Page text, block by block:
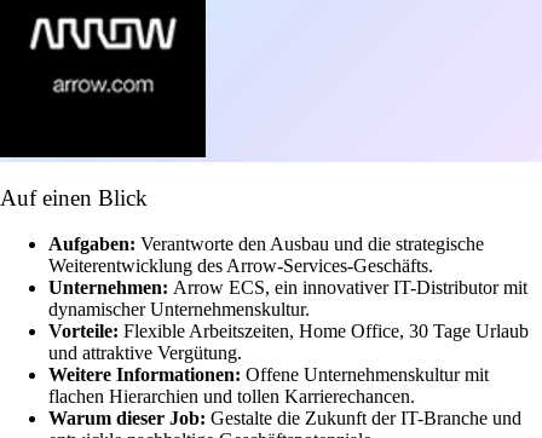
Auf einen Blick
Aufgaben: Verantworte den Ausbau und die strategische
Weiterentwicklung des Arrow-Services-Geschäfts.
Unternehmen: Arrow ECS, ein innovativer IT-Distributor mit
dynamischer Unternehmenskultur.
Vorteile: Flexible Arbeitszeiten, Home Office, 30 Tage Urlaub
und attraktive Vergütung.
Weitere Informationen: Offene Unternehmenskultur mit
flachen Hierarchien und tollen Karrierechancen.
Warum dieser Job: Gestalte die Zukunft der IT-Branche und